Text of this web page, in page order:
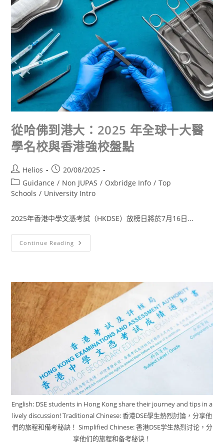
從哈佛到港大：2025 年全球十大醫
學名校與香港強校盤點
Helios
20/08/2025
Guidance / Non JUPAS / Oxbridge Info / Top
Schools / University Intro
2025年香港中學文憑考試（HKDSE）放榜日將於7月16日...
Continue Reading
English: DSE students in Hong Kong share their journey and tips in a
lively discussion! Traditional Chinese: 香港DSE學生熱烈討論，分享他
們的旅程和備考秘訣！ Simplified Chinese: 香港DSE学生热烈讨论，分
享他们的旅程和备考秘诀！